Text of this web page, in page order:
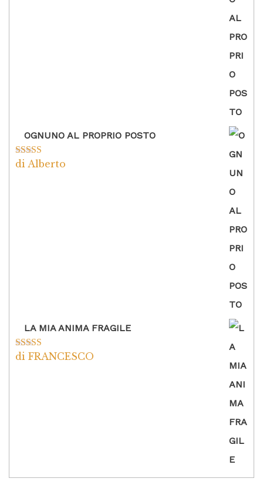
OGNUNO AL PROPRIO POSTO
Valutato5su
di Alberto
LA MIA ANIMA FRAGILE
Valutato5su
di FRANCESCO